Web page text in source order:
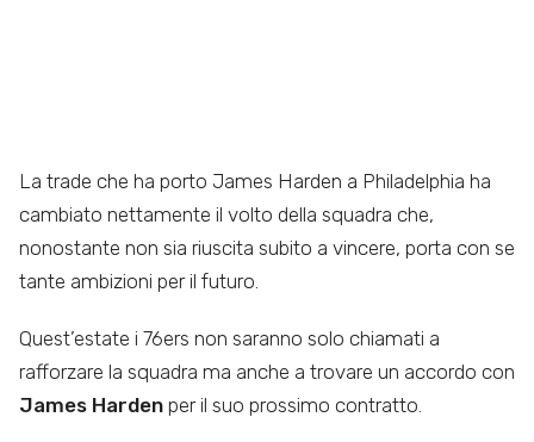
La trade che ha porto James Harden a Philadelphia ha
cambiato nettamente il volto della squadra che,
nonostante non sia riuscita subito a vincere, porta con se
tante ambizioni per il futuro.
Quest’estate i 76ers non saranno solo chiamati a
rafforzare la squadra ma anche a trovare un accordo con
James Harden per il suo prossimo contratto.